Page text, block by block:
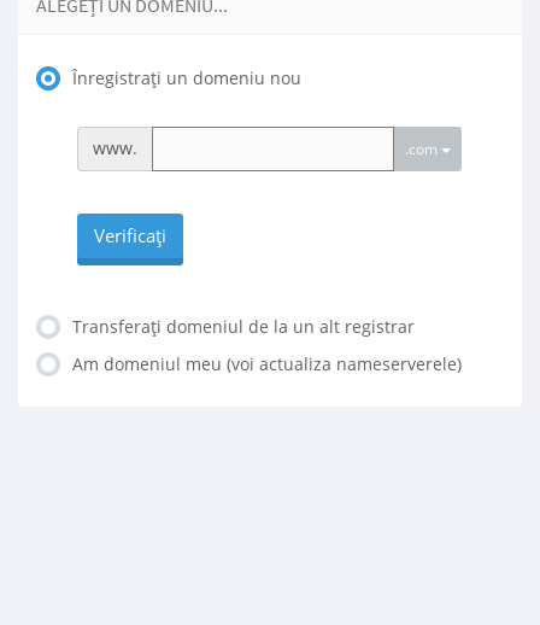
ALEGEȚI UN DOMENIU...
Înregistrați un domeniu nou
www. .com
Verificați
Transferați domeniul de la un alt registrar
Am domeniul meu (voi actualiza nameserverele)